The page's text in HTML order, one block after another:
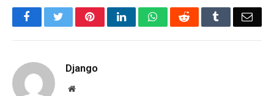
FacebookTwitterPinterestLinkedInWhatsAppReddit Tumblr
Django
Website